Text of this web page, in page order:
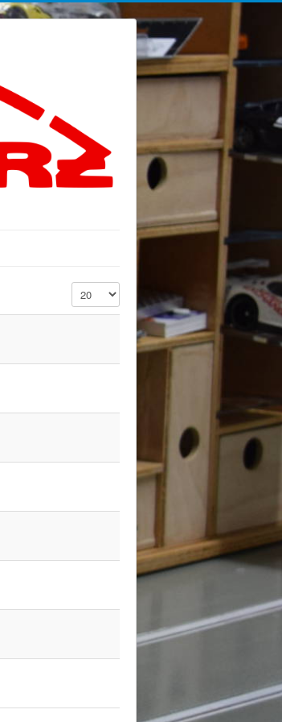
Anzeige #